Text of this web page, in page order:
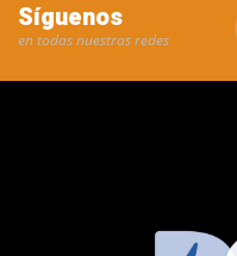
Síguenos
en todas nuestras redes